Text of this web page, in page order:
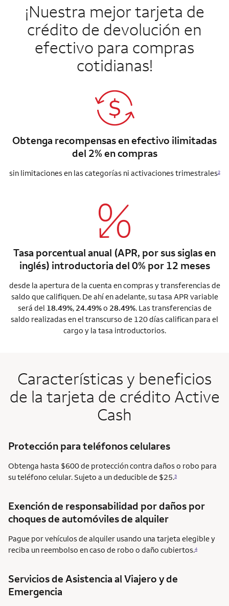
¡Nuestra mejor tarjeta de
crédito de devolución en
efectivo para compras
cotidianas!
Obtenga recompensas en efectivo ilimitadas
del 2% en compras
sin limitaciones en las categorías ni activaciones trimestrales2
Tasa porcentual anual (APR, por sus siglas en
inglés) introductoria del 0% por 12 meses
desde la apertura de la cuenta en compras y transferencias de
saldo que califiquen. De ahí en adelante, su tasa APR variable
será del 18.49%, 24.49%o 28.49%. Las transferencias de
saldo realizadas en el transcurso de 120 días califican para el
cargo y la tasa introductorios.
Características y beneficios
de la tarjeta de crédito Active
Cash
Protección para teléfonos celulares
Obtenga hasta $600 de protección contra daños o robo para
su teléfono celular. Sujeto a un deducible de $25.3
Exención de responsabilidad por daños por
choques de automóviles de alquiler
Pague por vehículos de alquiler usando una tarjeta elegible y
reciba un reembolso en caso de robo o daño cubiertos.4
Servicios de Asistencia al Viajero y de
Emergencia